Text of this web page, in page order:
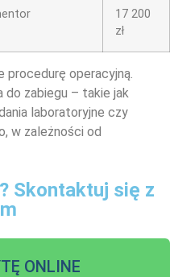
17 200
zł
procedurę operacyjną.
zabiegu – takie jak
laboratoryjne czy
w zależności od
Skontaktuj się z
ONLINE